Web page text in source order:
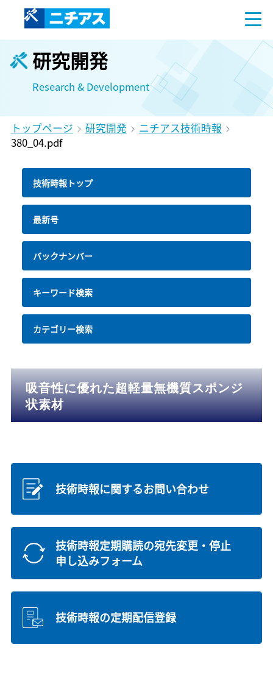
研究開発
Research & Development
トップページ 研究開発
ニチアス技術時報
380_04.pdf
技術時報トップ
最新号
バックナンバー
キーワード検索
カテゴリー検索
吸音性に優れた超軽量無機質スポンジ
状素材
技術時報に関するお問い合わせ
技術時報定期購読の宛先変更・停止
申し込みフォーム
技術時報の定期配信登録